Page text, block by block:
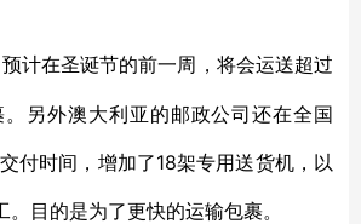
计在圣诞节的前一周，将会运送超过
另外澳大利亚的邮政公司还在全国
付时间，增加了18架专用送货机，以
目的是为了更快的运输包裹。